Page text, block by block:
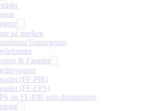
på marken
Torpargrunn
& Fasader
(FF-PIR)
(FF-EPS)
og FF-PIR som dampsperre